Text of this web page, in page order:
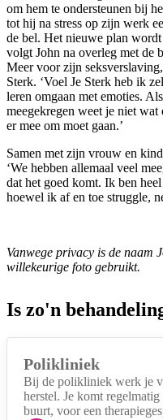
om hem te ondersteunen bij
tot hij na stress op zijn werk
de bel. Het nieuwe plan
volgt John na overleg met de
Meer voor zijn
Sterk. ‘Voel Je Sterk heb ik
leren omgaan met emoties.
meegekregen weet je niet
er mee om moet gaan.’
Samen met zijn vrouw en
‘We hebben allemaal veel
dat het goed komt. Ik ben
hoewel ik af en toe struggle,
Vanwege privacy is de naam
willekeurige foto gebruikt.
Is zo'n
Polikliniek
Bij de polikliniek werk je
herstel. Je komt
buurt, voor een